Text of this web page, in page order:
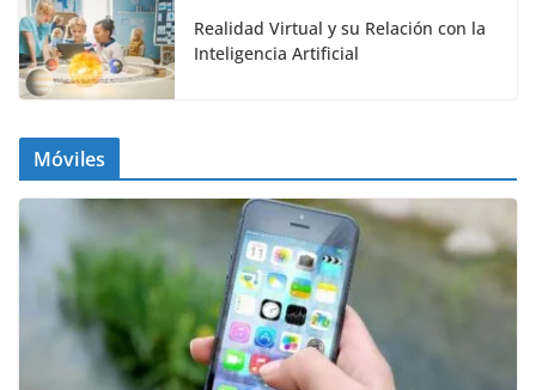
Realidad Virtual y su Relación con la
Inteligencia Artificial
Móviles